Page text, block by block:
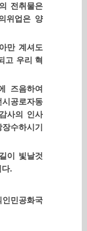
전취물은
위업은 양
만 계셔도
고 우리 혁
즈음하여
공로자동
사의 인사
수하시기
이 빛날것
.
민공화국